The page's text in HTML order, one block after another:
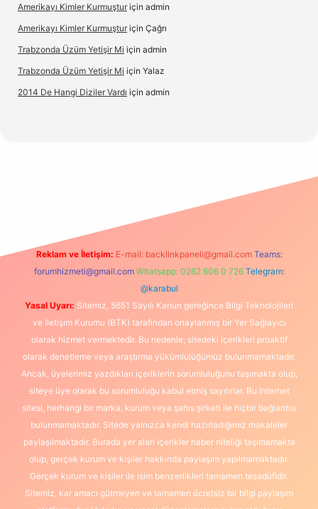
Amerikayı Kimler Kurmuştur için admin
Amerikayı Kimler Kurmuştur için Çağrı
Trabzonda Üzüm Yetişir Mi için admin
Trabzonda Üzüm Yetişir Mi için Yalaz
2014 De Hangi Diziler Vardı için admin
Reklam ve İletişim: E-mail: backlinkpaneli@gmail.com Teams:
forumhizmeti@gmail.com Whatsapp: 0262 606 0 726 Telegram:
@karabul
Yasal Uyarı: Sitemiz, 5651 Sayılı Kanun gereğince Bilgi Teknolojileri
ve İletişim Kurumu (BTK) tarafından onaylanmış bir Yer Sağlayıcı
olarak hizmet vermektedir. Bu nedenle, sitedeki içerikleri proaktif
olarak denetleme veya araştırma yükümlülüğümüz bulunmamaktadır.
Ancak, üyelerimiz yazdıkları içeriklerin sorumluluğunu taşımakta olup,
siteye üye olarak bu sorumluluğu kabul etmiş sayılırlar. Bu internet
sitesi, herhangi bir marka, kurum veya şahıs şirketi ile hiçbir bağlantısı
bulunmamaktadır. Sitede yalnızca kendi hazırladığımız makaleler
paylaşılmaktadır. Burada yer alan içerikler haber niteliği taşımamakta
olup, gerçek kurum ve kişiler hakkında paylaşım yapılmamaktadır.
Gerçek kurum ve kişiler ile isim benzerlikleri tamamen tesadüfidir.
Sitemiz, kar amacı gütmeyen ve tamamen ücretsiz bir bilgi paylaşım